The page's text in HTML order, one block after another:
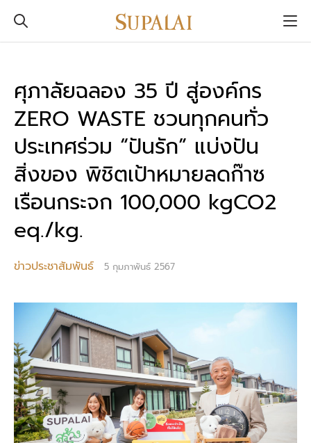
ศุภาลัยฉลอง 35 ปี สู่องค์กร
ZERO WASTE ชวนทุกคนทั่ว
ประเทศร่วม “ปันรัก” แบ่งปัน
สิ่งของ พิชิตเป้าหมายลดก๊าซ
เรือนกระจก 100,000 kgCO2
eq./kg.
ข่าวประชาสัมพันธ์ 5 กุมภาพันธ์ 2567